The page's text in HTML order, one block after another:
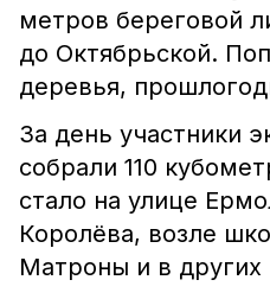
метров береговой
до Октябрьской.
деревья,
За день участники
собрали 110
стало на улице
Королёва, возле
Матроны и в других